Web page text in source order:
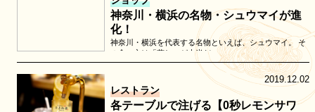
神奈川・横浜の名物・シュウマイが進
化！
神奈川・横浜を代表する名物といえば、シュウマイ。 そ
の食べ方は「蒸し」が大半だ…
レストラン
2019.12.02
各テーブルで注げる【0秒レモンサワ